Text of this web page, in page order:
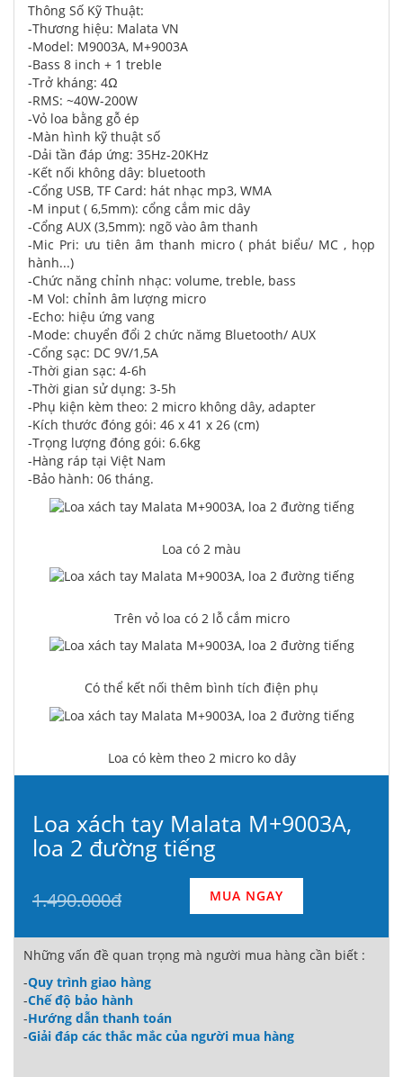
Thông Số Kỹ Thuật:
-Thương hiệu: Malata VN
-Model: M9003A, M+9003A
-Bass 8 inch + 1 treble
-Trở kháng: 4Ω
-RMS: ~40W-200W
-Vỏ loa bằng gỗ ép
-Màn hình kỹ thuật số
-Dải tần đáp ứng: 35Hz-20KHz
-Kết nối không dây: bluetooth
-Cổng USB, TF Card: hát nhạc mp3, WMA
-M input ( 6,5mm): cổng cắm mic dây
-Cổng AUX (3,5mm): ngõ vào âm thanh
-Mic Pri: ưu tiên âm thanh micro ( phát biểu/ MC , họp
hành...)
-Chức năng chỉnh nhạc: volume, treble, bass
-M Vol: chỉnh âm lượng micro
-Echo: hiệu ứng vang
-Mode: chuyển đổi 2 chức nămg Bluetooth/ AUX
-Cổng sạc: DC 9V/1,5A
-Thời gian sạc: 4-6h
-Thời gian sử dụng: 3-5h
-Phụ kiện kèm theo: 2 micro không dây, adapter
-Kích thước đóng gói: 46 x 41 x 26 (cm)
-Trọng lượng đóng gói: 6.6kg
-Hàng ráp tại Việt Nam
-Bảo hành: 06 tháng.
Loa có 2 màu
Trên vỏ loa có 2 lỗ cắm micro
Có thể kết nối thêm bình tích điện phụ
Loa có kèm theo 2 micro ko dây
Loa xách tay Malata M+9003A,
loa 2 đường tiếng
1.490.000đ MUA NGAY
Những vấn đề quan trọng mà người mua hàng cần biết :
-Quy trình giao hàng
-Chế độ bảo hành
-Hướng dẫn thanh toán
-Giải đáp các thắc mắc của người mua hàng